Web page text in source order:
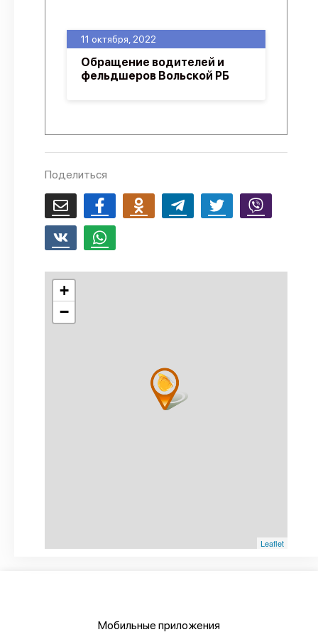
Политика конфиденциальности
11 октября, 2022
Обращение водителей и
фельдшеров Вольской РБ
Поделиться
+
−
Leaflet
Мобильные приложения